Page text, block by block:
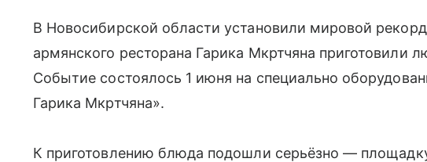
В Новосибирской области установили мировой
армянского ресторана Гарика Мкртчяна приготовили
Событие состоялось 1 июня на специально
Гарика Мкртчяна».
К приготовлению блюда подошли серьёзно —